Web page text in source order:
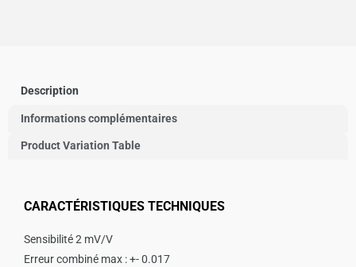
Description
Informations complémentaires
Product Variation Table
CARACTÉRISTIQUES TECHNIQUES
Sensibilité 2 mV/V
Erreur combiné max : +- 0.017